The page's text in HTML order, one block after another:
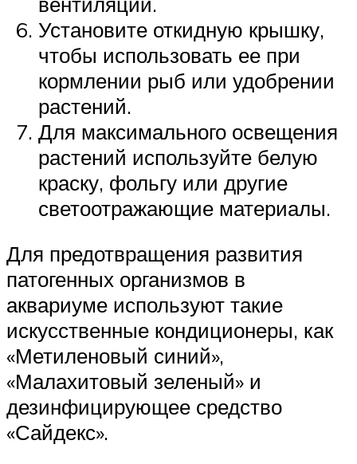
Установите откидную крышку,
чтобы использовать ее при
кормлении рыб или удобрении
растений.
Для максимального освещения
растений используйте белую
краску, фольгу или другие
светоотражающие материалы.
Для предотвращения развития
патогенных организмов в
аквариуме используют такие
искусственные кондиционеры, как
«Метиленовый синий»,
«Малахитовый зеленый» и
дезинфицирующее средство
«Сайдекс».